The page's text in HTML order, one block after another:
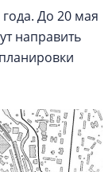
До 20 мая
направить